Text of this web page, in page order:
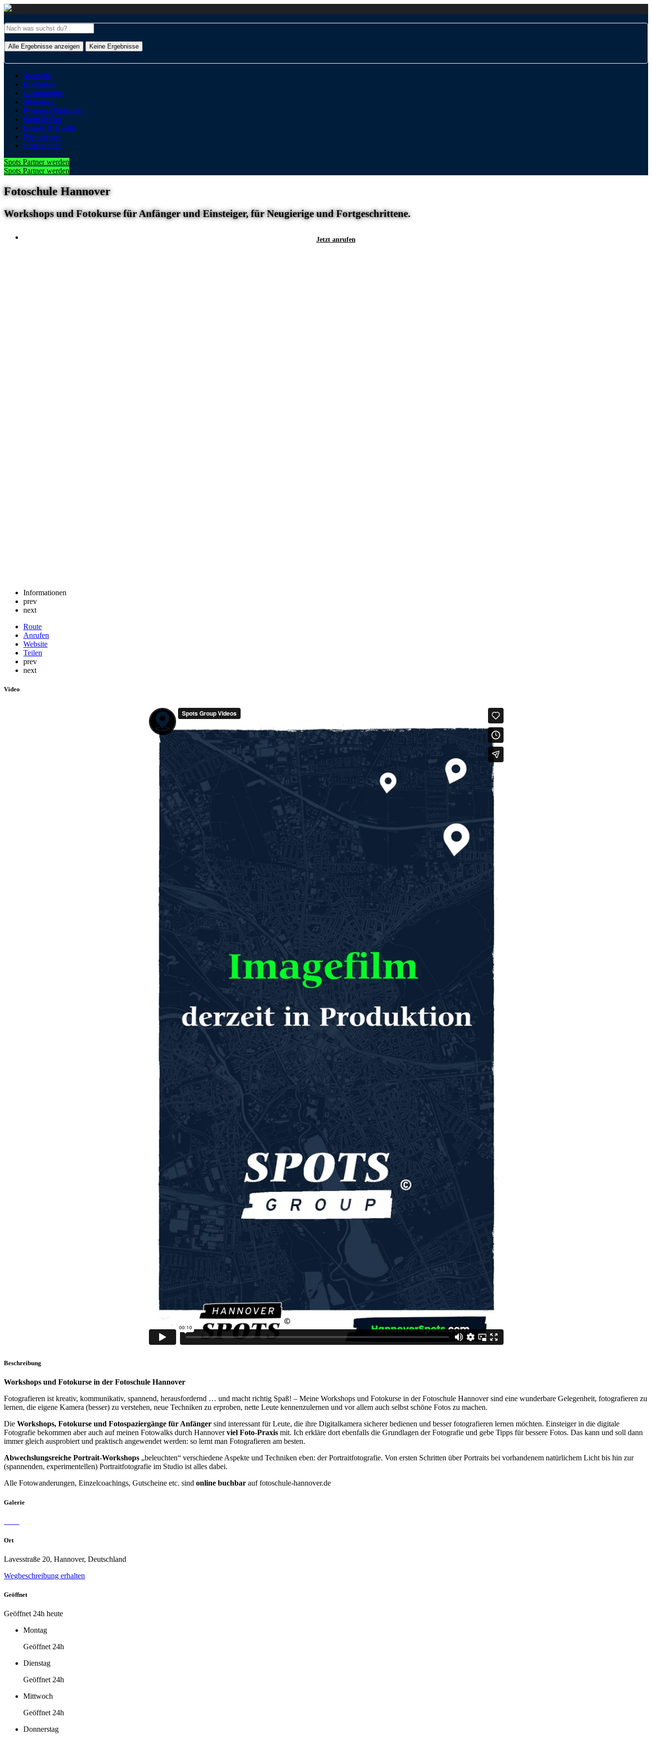
Alle Ergebnisse anzeigen Keine Ergebnisse
Startseite
Erlebnisse
Gastronomie
Shopping
Regional Einkaufen
Sport & Fun
Beauty & Health
Dienstleister
Unterkünfte
Spots Partner werden
Spots Partner werden
Fotoschule Hannover
Workshops und Fotokurse für Anfänger und Einsteiger, für Neugierige und Fortgeschrittene.
Jetzt anrufen
Informationen
prev
next
Route
Anrufen
Website
Teilen
prev
next
Video
Beschreibung
Workshops und Fotokurse in der Fotoschule Hannover
Fotografieren ist kreativ, kommunikativ, spannend, herausfordernd … und macht richtig Spaß! – Meine Workshops und Fotokurse in der Fotoschule Hannover sind eine wunderbare Gelegenheit, fotografieren zu
lernen, die eigene Kamera (besser) zu verstehen, neue Techniken zu erproben, nette Leute kennenzulernen und vor allem auch selbst schöne Fotos zu machen.
Die Workshops, Fotokurse und Fotospaziergänge für Anfänger sind interessant für Leute, die ihre Digitalkamera sicherer bedienen und besser fotografieren lernen möchten. Einsteiger in die digitale
Fotografie bekommen aber auch auf meinen Fotowalks durch Hannoverviel Foto-Praxis mit. Ich erkläre dort ebenfalls die Grundlagen der Fotografie und gebe Tipps für bessere Fotos. Das kann und soll dann
immer gleich ausprobiert und praktisch angewendet werden: so lernt man Fotografieren am besten.
Abwechslungsreiche Portrait-Workshops „beleuchten“ verschiedene Aspekte und Techniken eben: der Portraitfotografie. Von ersten Schritten über Portraits bei vorhandenem natürlichem Licht bis hin zur
(spannenden, experimentellen) Portraitfotografie im Studio ist alles dabei.
Alle Fotowanderungen, Einzelcoachings, Gutscheine etc. sind online buchbar auf fotoschule-hannover.de
Galerie
Ort
Lavesstraße 20, Hannover, Deutschland
Wegbeschreibung erhalten
Geöffnet
Geöffnet 24h heute
Montag
Geöffnet 24h
Dienstag
Geöffnet 24h
Mittwoch
Geöffnet 24h
Donnerstag